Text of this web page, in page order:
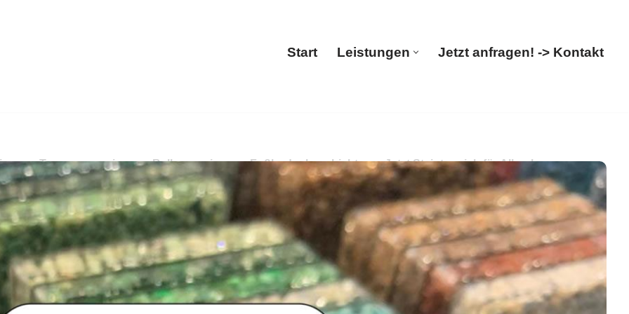
Start Leistungen Jetzt anfragen! -> Kontakt
Terrassensanierung, Balkonsanierung, Fußbodenbeschichtung. Jetzt Steinteppich für Allershausen
Balkonsanierung, Fußbodenbeschichtung. Ihre Quelle für ✓Balkonsanierung, ✓Steinteppich,
für Allershausen –
PayKIES, Ihr Boden-Verleger. Wir kreieren Lösungen für Sie ✉.